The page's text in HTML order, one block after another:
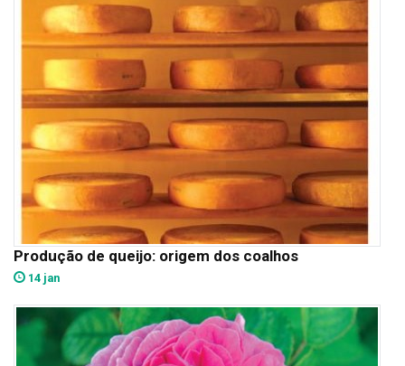
Produção de queijo: origem dos coalhos
14 jan